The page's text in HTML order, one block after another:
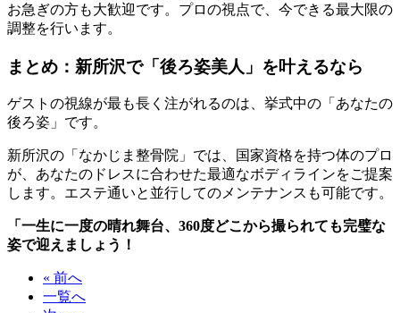
お急ぎの方も大歓迎です。プロの視点で、今できる最大限の
調整を行います。
まとめ：新所沢で「後ろ姿美人」を叶えるなら
ゲストの視線が最も長く注がれるのは、挙式中の「あなたの
後ろ姿」です。
新所沢の「なかじま整骨院」では、国家資格を持つ体のプロ
が、あなたのドレスに合わせた最適なボディラインをご提案
します。エステ通いと並行してのメンテナンスも可能です。
「一生に一度の晴れ舞台、360度どこから撮られても完璧な
姿で迎えましょう！
« 前へ
一覧へ